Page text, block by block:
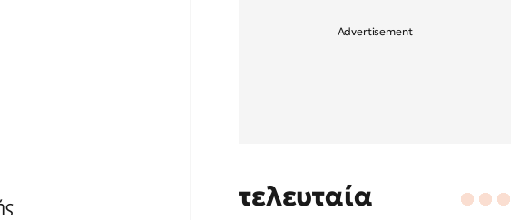
τελευταία